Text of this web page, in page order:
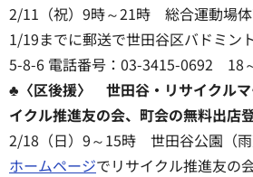
2/11（祝）9時～21時 総合運動場
1/19までに郵送で世田谷区バドミン
5-8-6 電話番号：03-3415-0692 18～
♣〈区後援〉 世田谷・リサイクル
イクル推進友の会、町会の無料出店
2/18（日）9～15時 世田谷公園（
ホームページでリサイクル推進友の